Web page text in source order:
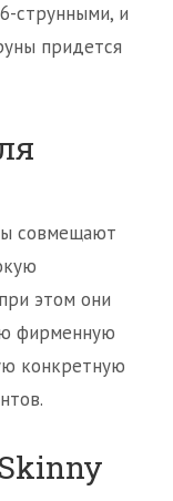
струнными, и
придется
совмещают
этом они
фирменную
конкретную